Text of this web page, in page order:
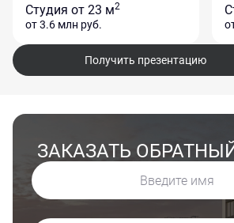
Студия от 23 м2
от 3.6 млн руб.
Получить презентацию
ЗАКАЗАТЬ